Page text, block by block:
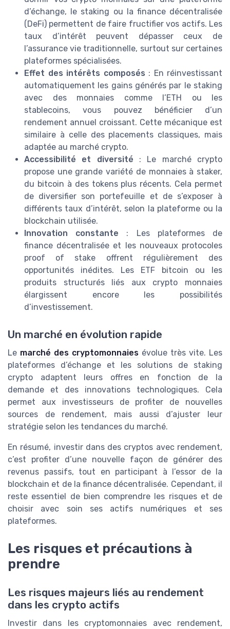
d’échange, le staking ou la finance décentralisée
(DeFi) permettent de faire fructifier vos actifs. Les
taux d’intérêt peuvent dépasser ceux de
l’assurance vie traditionnelle, surtout sur certaines
plateformes spécialisées.
Effet des intérêts composés : En réinvestissant
automatiquement les gains générés par le staking
avec des monnaies comme l’ETH ou les
stablecoins, vous pouvez bénéficier d’un
rendement annuel croissant. Cette mécanique est
similaire à celle des placements classiques, mais
adaptée au marché crypto.
Accessibilité et diversité : Le marché crypto
propose une grande variété de monnaies à staker,
du bitcoin à des tokens plus récents. Cela permet
de diversifier son portefeuille et de s’exposer à
différents taux d’intérêt, selon la plateforme ou la
blockchain utilisée.
Innovation constante : Les plateformes de
finance décentralisée et les nouveaux protocoles
proof of stake offrent régulièrement des
opportunités inédites. Les ETF bitcoin ou les
produits structurés liés aux crypto monnaies
élargissent encore les possibilités
d’investissement.
Un marché en évolution rapide
Le marché des cryptomonnaies évolue très vite. Les
plateformes d’échange et les solutions de staking
crypto adaptent leurs offres en fonction de la
demande et des innovations technologiques. Cela
permet aux investisseurs de profiter de nouvelles
sources de rendement, mais aussi d’ajuster leur
stratégie selon les tendances du marché.
En résumé, investir dans des cryptos avec rendement,
c’est profiter d’une nouvelle façon de générer des
revenus passifs, tout en participant à l’essor de la
blockchain et de la finance décentralisée. Cependant, il
reste essentiel de bien comprendre les risques et de
choisir avec soin ses actifs numériques et ses
plateformes.
Les risques et précautions à
prendre
Les risques majeurs liés au rendement
dans les crypto actifs
Investir dans les cryptomonnaies avec rendement,